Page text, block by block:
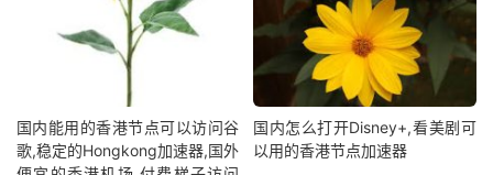
国内能用的香港节点可以访问谷
歌,稳定的Hongkong加速器,国外
国内怎么打开Disney+,看美剧可
以用的香港节点加速器